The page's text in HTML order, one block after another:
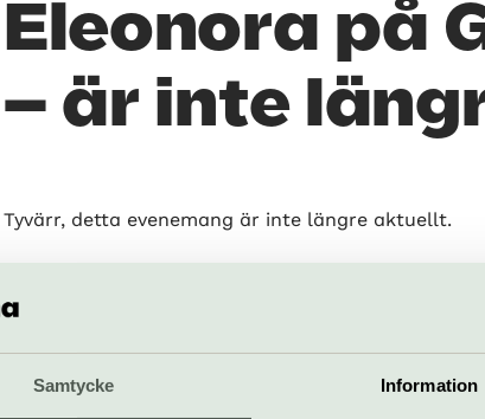
Samtycke Information
Eleonora på
– är inte
Tyvärr, detta evenemang är inte längre aktuellt.